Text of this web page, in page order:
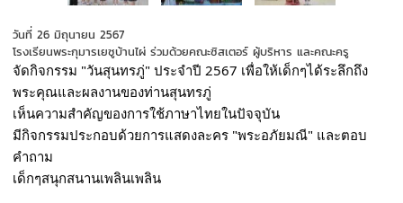
วันที่ 26 มิถุนายน 2567
โรงเรียนพระกุมารเยซูบ้านไผ่ ร่วมด้วยคณะซิสเตอร์ ผู้บริหาร และคณะครู
จัดกิจกรรม "วันสุนทรภู่" ประจำปี 2567 เพื่อให้เด็กๆได้ระลึกถึง
พระคุณและผลงานของท่านสุนทรภู่
เห็นความสำคัญของการใช้ภาษาไทยในปัจจุบัน
มีกิจกรรมประกอบด้วยการแสดงละคร "พระอภัยมณี" และตอบ
คำถาม
เด็กๆสนุกสนานเพลินเพลิน